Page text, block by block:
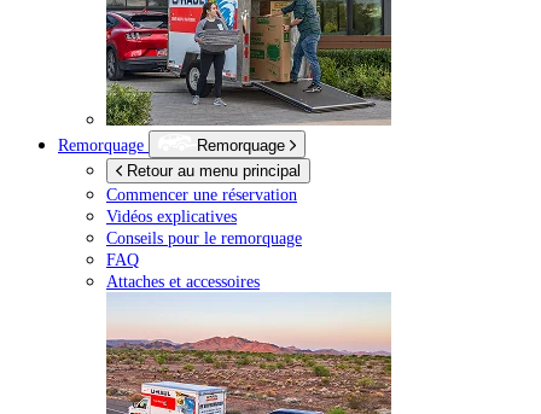
Remorquage
Remorquage
Retour au menu principal
Commencer une réservation
Vidéos explicatives
Conseils pour le remorquage
FAQ
Attaches et accessoires